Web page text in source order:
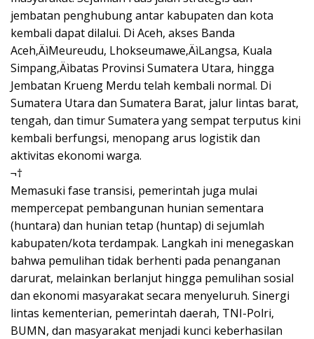
jembatan penghubung antar kabupaten dan kota
kembali dapat dilalui. Di Aceh, akses Banda
Aceh‚ÄìMeureudu, Lhokseumawe‚ÄìLangsa, Kuala
Simpang‚Äìbatas Provinsi Sumatera Utara, hingga
Jembatan Krueng Merdu telah kembali normal. Di
Sumatera Utara dan Sumatera Barat, jalur lintas barat,
tengah, dan timur Sumatera yang sempat terputus kini
kembali berfungsi, menopang arus logistik dan
aktivitas ekonomi warga.
¬†
Memasuki fase transisi, pemerintah juga mulai
mempercepat pembangunan hunian sementara
(huntara) dan hunian tetap (huntap) di sejumlah
kabupaten/kota terdampak. Langkah ini menegaskan
bahwa pemulihan tidak berhenti pada penanganan
darurat, melainkan berlanjut hingga pemulihan sosial
dan ekonomi masyarakat secara menyeluruh. Sinergi
lintas kementerian, pemerintah daerah, TNI-Polri,
BUMN, dan masyarakat menjadi kunci keberhasilan